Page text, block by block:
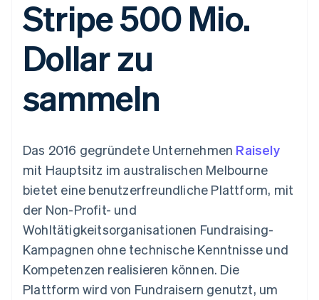
Zugriff auf mehr als
125
Zahlungen vor Ort
Authorization
Optimierung der
Autorisierungsraten
Bezahlvorgang
Connections
Verbundene
Datensynchronisierung
Mehr
Product roadmap
Ausblick
Geldmanagement
Plattformen
SaaS
Nach Branche
Gaming
Freizeit
Versicherungen
Unterhaltung
Gemeinnützige
Organisationen
Fachdienstleistungen
Öffentlicher Sektor
Einzelhandel
Marktplatz auf
Grundlagen der
Abonnementverwaltung
So setzen Sie
nutzungsbasierte
Abrechnung um
Stablecoin-gestützte
Karten ausgeben: So
Verwaltung von
Diensten mit Agenten
App-Integrationen
Code-Beispiele
Entwickler-Blog
API-Status
Produkt-Roadmap
Stripe Sessions
Newsroom
Stripe Press
Sales-Team
kontaktieren
Partner werden
Stripe 500 Mio.
Dollar zu
sammeln
Das 2016 gegründete Unternehmen Raisely
mit Hauptsitz im australischen Melbourne
bietet eine benutzerfreundliche Plattform, mit
der Non-Profit- und
Wohltätigkeitsorganisationen Fundraising-
Kampagnen ohne technische Kenntnisse und
Kompetenzen realisieren können. Die
Plattform wird von Fundraisern genutzt, um